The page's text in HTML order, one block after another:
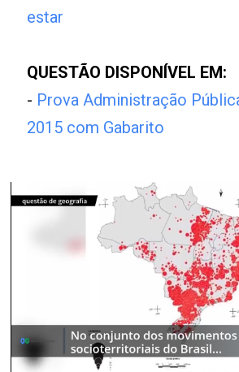
estar
QUESTÃO DISPONÍVEL EM:
- Prova Administração
2015 com Gabarito